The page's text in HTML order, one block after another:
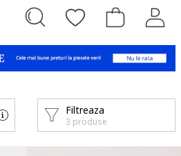
Filtreaza
3 produse